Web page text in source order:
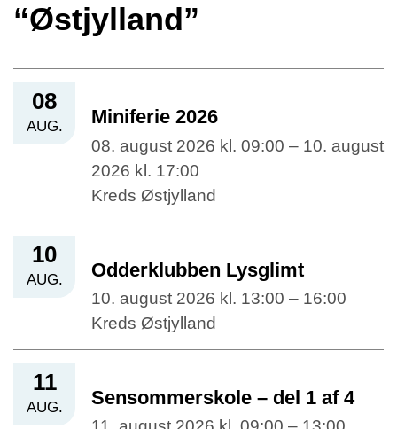
“Østjylland”
08
AUG. Miniferie 2026
08. august 2026 kl. 09:00 – 10. august
2026 kl. 17:00
Kreds Østjylland
10
AUG. Odderklubben Lysglimt
10. august 2026 kl. 13:00 – 16:00
Kreds Østjylland
11
AUG. Sensommerskole – del 1 af 4